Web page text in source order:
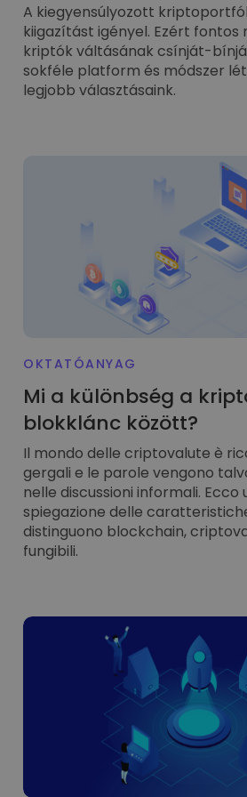
A kiegyensúlyozott
kiigazítást igényel. Ezért fontos
kriptók váltásának csínját-
sokféle platform és módszer
legjobb választásaink.
OKTATÓANYAG
Mi a különbség a
blokklánc között?
Il mondo delle criptovalute è
gergali e le parole vengono
nelle discussioni informali. Ecco
spiegazione delle
distinguono blockchain,
fungibili.